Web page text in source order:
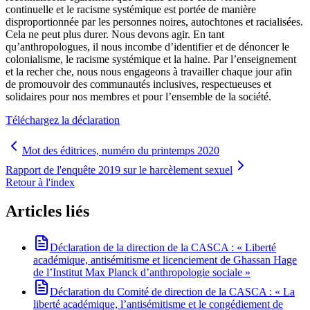
continuelle et le racisme systémique est portée de manière
disproportionnée par les personnes noires, autochtones et racialisées.
Cela ne peut plus durer. Nous devons agir. En tant
qu’anthropologues, il nous incombe d’identifier et de dénoncer le
colonialisme, le racisme systémique et la haine. Par l’enseignement
et la recher che, nous nous engageons à travailler chaque jour afin
de promouvoir des communautés inclusives, respectueuses et
solidaires pour nos membres et pour l’ensemble de la société.
Téléchargez la déclaration
Mot des éditrices, numéro du printemps 2020
Rapport de l'enquête 2019 sur le harcèlement sexuel
Retour à l'index
Articles liés
Déclaration de la direction de la CASCA : « Liberté
académique, antisémitisme et licenciement de Ghassan Hage
de l’Institut Max Planck d’anthropologie sociale »
Déclaration du Comité de direction de la CASCA : « La
liberté académique, l’antisémitisme et le congédiement de